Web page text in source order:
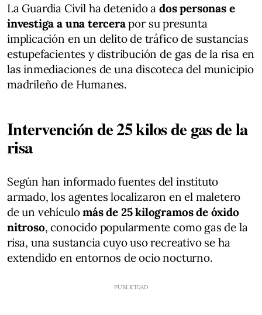
La Guardia Civil ha detenido ados personas e
investiga a una tercerapor su presunta
implicación en un delito de tráfico de sustancias
estupefacientes y distribución de gas de la risa en
las inmediaciones de una discoteca del municipio
madrileño de Humanes.
Intervención de 25 kilos de gas de la
risa
Según han informado fuentes del instituto
armado, los agentes localizaron en el maletero
de un vehículomás de 25 kilogramos de óxido
nitroso, conocido popularmente como gas de la
risa, una sustancia cuyo uso recreativo se ha
extendido en entornos de ocio nocturno.